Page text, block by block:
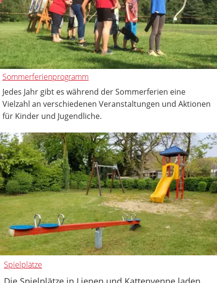
Sommerferienprogramm
Jedes Jahr gibt es während der Sommerferien eine
Vielzahl an verschiedenen Veranstaltungen und Aktionen
für Kinder und Jugendliche.
Spielplätze